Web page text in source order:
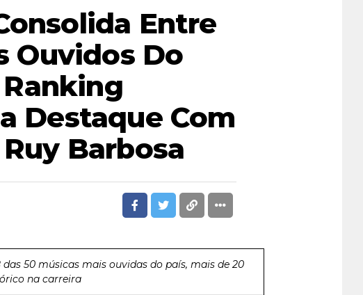
Entre
Ouvidos Do
Destaque Com
Barbosa
50 músicas mais ouvidas do país, mais de 20
na carreira